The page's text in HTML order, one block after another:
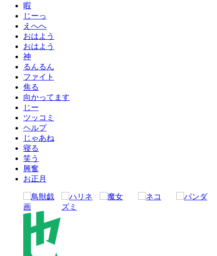
暇
じーっ
えへへ
おはよう
おはよう
神
るんるん
ファイト
焦る
向かってます
じー
ツッコミ
ヘルプ
じゃあね
寝る
笑う
興奮
お正月